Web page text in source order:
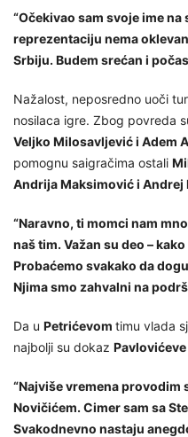
“Očekivao sam svoje ime
reprezentaciju nema
Srbiju. Budem srećan i
Nažalost, neposredno uoči
nosilaca igre. Zbog povreda
Veljko Milosavljević i Adem
pomognu saigračima ostali
Andrija Maksimović i Andrej
“Naravno, ti momci nam
naš tim. Važan su deo –
Probaćemo svakako da
Njima smo zahvalni na
Da u Petrićevom timu vlada
najbolji su dokaz Pavlovićeve
“Najviše vremena provodim
Novičićem. Cimer sam sa
Svakodnevno nastaju